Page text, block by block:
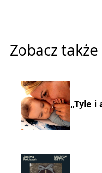
Zobacz także
„Tyle i